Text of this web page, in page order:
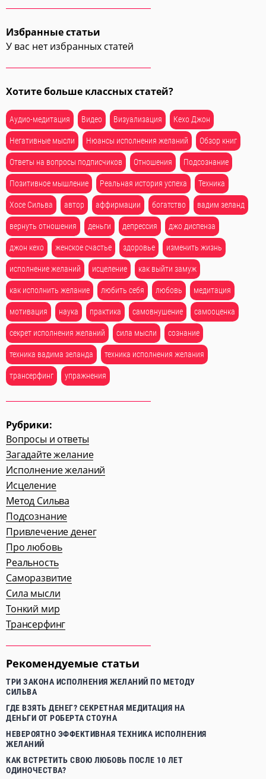
Избранные статьи
У вас нет избранных статей
Хотите больше классных статей?
Аудио-медитация Видео Визуализация Кехо Джон
Негативные мысли Нюансы исполнения желаний Обзор книг
Ответы на вопросы подписчиков Отношения Подсознание
Позитивное мышление Реальная история успеха Техника
Хосе Сильва автор аффирмации богатство вадим зеланд
вернуть отношения деньги депрессия джо диспенза
джон кехо женское счастье здоровье изменить жизнь
исполнение желаний исцеление как выйти замуж
как исполнить желание любить себя любовь медитация
мотивация наука практика самовнушение самооценка
секрет исполнения желаний сила мысли сознание
техника вадима зеланда техника исполнения желания
трансерфинг упражнения
Рубрики:
Вопросы и ответы
Загадайте желание
Исполнение желаний
Исцеление
Метод Сильва
Подсознание
Привлечение денег
Про любовь
Реальность
Саморазвитие
Сила мысли
Тонкий мир
Трансерфинг
Рекомендуемые статьи
ТРИ ЗАКОНА ИСПОЛНЕНИЯ ЖЕЛАНИЙ ПО МЕТОДУ
СИЛЬВА
ГДЕ ВЗЯТЬ ДЕНЕГ? СЕКРЕТНАЯ МЕДИТАЦИЯ НА
ДЕНЬГИ ОТ РОБЕРТА СТОУНА
НЕВЕРОЯТНО ЭФФЕКТИВНАЯ ТЕХНИКА ИСПОЛНЕНИЯ
ЖЕЛАНИЙ
КАК ВСТРЕТИТЬ СВОЮ ЛЮБОВЬ ПОСЛЕ 10 ЛЕТ
ОДИНОЧЕСТВА?